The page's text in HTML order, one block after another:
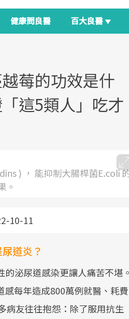
健康問良醫 百大良醫
莓的功效是什
這5類人」吃才
) ， 能抑制大腸桿菌E.coli
。
10-11
道炎？
泌尿道感染更讓人痛苦不堪。
每年造成800萬例就醫、耗費
病友往往抱怨：除了服用抗生
高齡社會的浪潮，台灣正在快
健康照護」的新時代。隨著國家
的核心議題。然而，健檢不只是醫
啟動健康管理的重要起點。
前往專題
，就到良醫生活祭體驗「一站
生活」，從講座、體驗到運動，
前往專題